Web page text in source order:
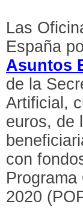
Las
España
Asuntos
de la
Artificial,
euros, de
con
2020